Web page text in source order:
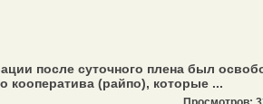
после суточного плена был
кооператива (райпо), которые ...